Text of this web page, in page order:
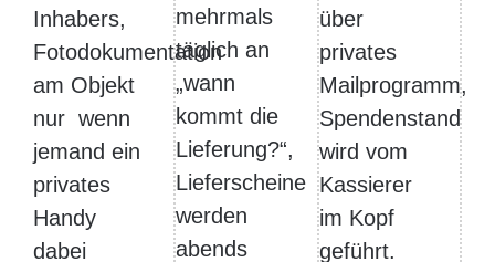
Inhabers,
Fotodokumentation
am Objekt
nur wenn
jemand ein
privates
Handy
dabei
mehrmals
täglich an
„wann
kommt die
Lieferung?“,
Lieferscheine
werden
abends
über
privates
Mailprogramm,
Spendenstand
wird vom
Kassierer
im Kopf
geführt.